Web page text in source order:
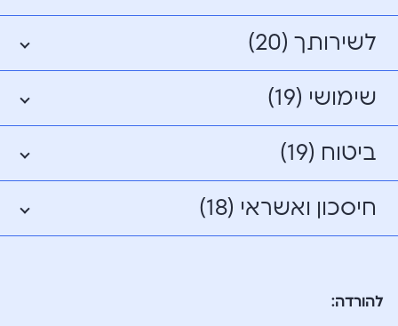
לשירותך (20)
שימושי (19)
ביטוח (19)
חיסכון ואשראי (18)
להורדה: